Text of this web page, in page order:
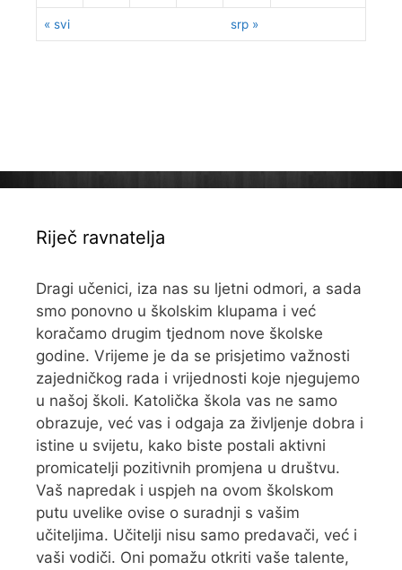
« svi srp »
Riječ ravnatelja
Dragi učenici, iza nas su ljetni odmori, a sada
smo ponovno u školskim klupama i već
koračamo drugim tjednom nove školske
godine. Vrijeme je da se prisjetimo važnosti
zajedničkog rada i vrijednosti koje njegujemo
u našoj školi. Katolička škola vas ne samo
obrazuje, već vas i odgaja za življenje dobra i
istine u svijetu, kako biste postali aktivni
promicatelji pozitivnih promjena u društvu.
Vaš napredak i uspjeh na ovom školskom
putu uvelike ovise o suradnji s vašim
učiteljima. Učitelji nisu samo predavači, već i
vaši vodiči. Oni pomažu otkriti vaše talente,